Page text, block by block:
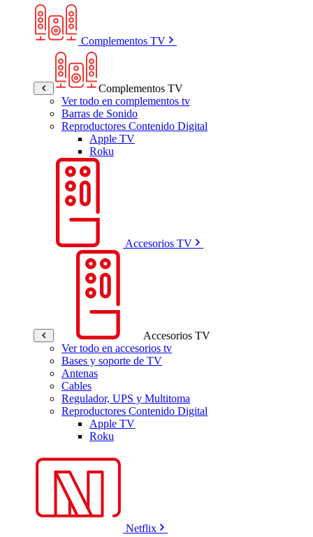
Complementos TV
Complementos TV
Ver todo en complementos tv
Barras de Sonido
Reproductores Contenido Digital
Apple TV
Roku
Accesorios TV
Accesorios TV
Ver todo en accesorios tv
Bases y soporte de TV
Antenas
Cables
Regulador, UPS y Multitoma
Reproductores Contenido Digital
Apple TV
Roku
Netflix